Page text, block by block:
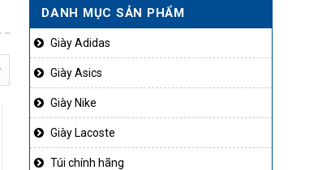
DANH MỤC SẢN PHẨM
Giày Adidas
Giày Asics
Giày Nike
Giày Lacoste
Túi chính hãng